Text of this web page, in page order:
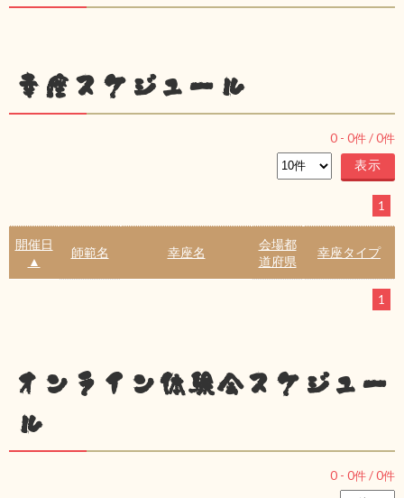
幸座スケジュール
0 - 0件 /0件
1
開催日
▲
師範名 幸座名
会場都
道府県
幸座タイプ
1
オンライン体験会スケジュー
ル
0 - 0件 /0件